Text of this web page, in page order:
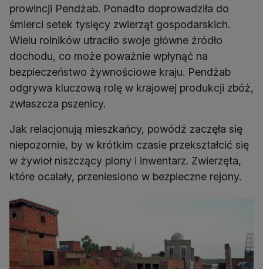
prowincji Pendżab. Ponadto doprowadziła do
śmierci setek tysięcy zwierząt gospodarskich.
Wielu rolników utraciło swoje główne źródło
dochodu, co może poważnie wpłynąć na
bezpieczeństwo żywnościowe kraju. Pendżab
odgrywa kluczową rolę w krajowej produkcji zbóż,
zwłaszcza pszenicy.
Jak relacjonują mieszkańcy, powódź zaczęła się
niepozornie, by w krótkim czasie przekształcić się
w żywioł niszczący plony i inwentarz. Zwierzęta,
które ocalały, przeniesiono w bezpieczne rejony.